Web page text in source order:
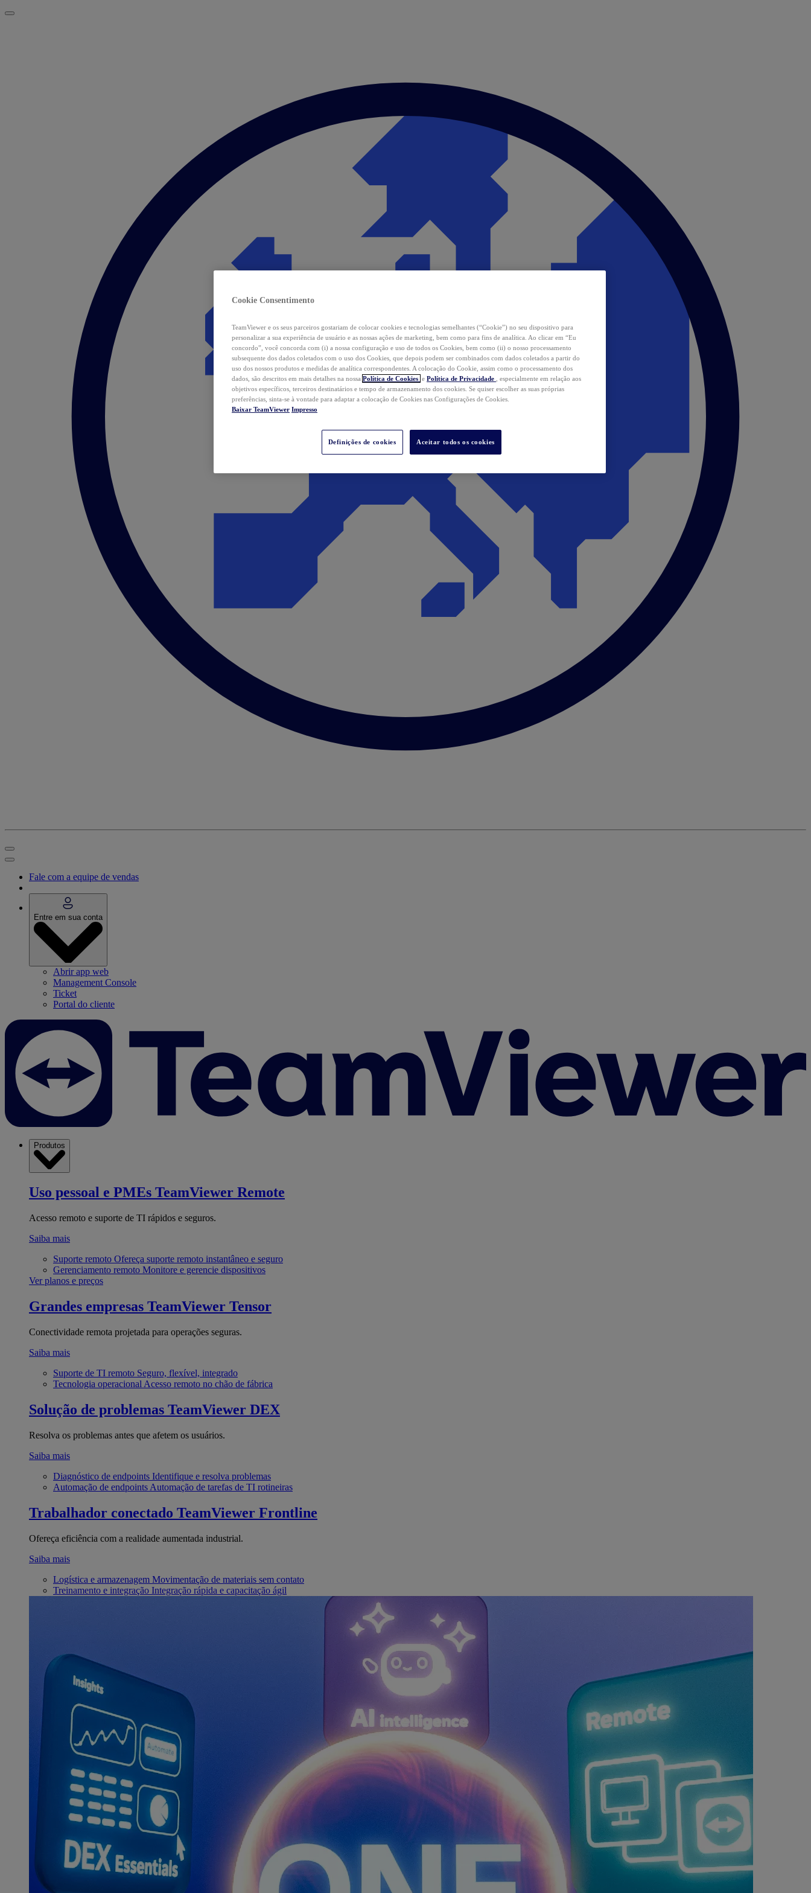
Fale com a equipe de vendas
Entre em sua conta
Abrir app web
Management Console
Ticket
Portal do cliente
Produtos
Uso pessoal e PMEs TeamViewer Remote
Acesso remoto e suporte de TI rápidos e seguros.
Saiba mais
Suporte remoto Ofereça suporte remoto instantâneo e seguro
Gerenciamento remoto Monitore e gerencie dispositivos
Ver planos e preços
Grandes empresas TeamViewer Tensor
Conectividade remota projetada para operações seguras.
Saiba mais
Suporte de TI remoto Seguro, flexível, integrado
Tecnologia operacional Acesso remoto no chão de fábrica
Solução de problemas TeamViewer DEX
Resolva os problemas antes que afetem os usuários.
Saiba mais
Diagnóstico de endpoints Identifique e resolva problemas
Automação de endpoints Automação de tarefas de TI rotineiras
Trabalhador conectado TeamViewer Frontline
Ofereça eficiência com a realidade aumentada industrial.
Saiba mais
Logística e armazenagem Movimentação de materiais sem contato
Treinamento e integração Integração rápida e capacitação ágil
Cookie Consentimento
TeamViewer e os seus parceiros gostariam de colocar cookies e tecnologias semelhantes (“Cookie”) no seu dispositivo para
personalizar a sua experiência de usuário e as nossas ações de marketing, bem como para fins de analítica. Ao clicar em “Eu
concordo”, você concorda com (i) a nossa configuração e uso de todos os Cookies, bem como (ii) o nosso processamento
subsequente dos dados coletados com o uso dos Cookies, que depois podem ser combinados com dados coletados a partir do
uso dos nossos produtos e medidas de analítica correspondentes. A colocação do Cookie, assim como o processamento dos
dados, são descritos em mais detalhes na nossa Política de Cookies e Política de Privacidade
, especialmente em relação aos
objetivos específicos, terceiros destinatários e tempo de armazenamento dos cookies. Se quiser escolher as suas próprias
preferências, sinta-se à vontade para adaptar a colocação de Cookies nas Configurações de Cookies.
Baixar TeamViewer Impresso
Definições de cookies Aceitar todos os cookies